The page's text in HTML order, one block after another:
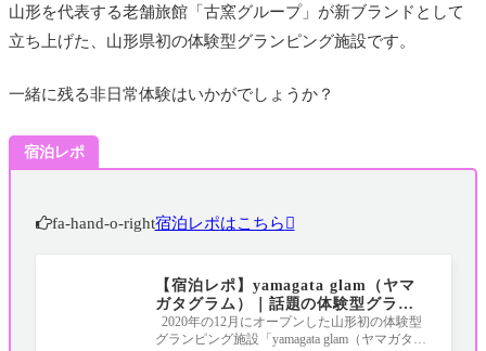
山形を代表する老舗旅館「古窯グループ」が新ブランドとして
立ち上げた、山形県初の体験型グランピング施設です。
一緒に残る非日常体験はいかがでしょうか？
宿泊レポ
fa-hand-o-right宿泊レポはこちら
【宿泊レポ】yamagata glam（ヤマ
ガタグラム）｜話題の体験型グラン
ピング施設に宿泊してきたよ！！！
2020年の12月にオープンした山形初の体験型
グランピング施設「yamagata glam（ヤマガタグ